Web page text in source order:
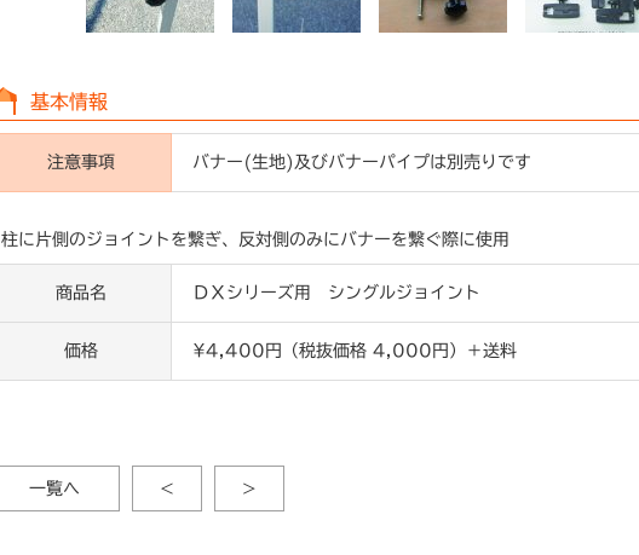
基本情報
注意事項 バナー(生地)及びバナーパイプは別売りです
柱に片側のジョイントを繋ぎ、反対側のみにバナーを繋ぐ際に使用
商品名 ＤＸシリーズ用 シングルジョイント
価格 ¥4,400円（税抜価格 4,000円）＋送料
一覧へ < >